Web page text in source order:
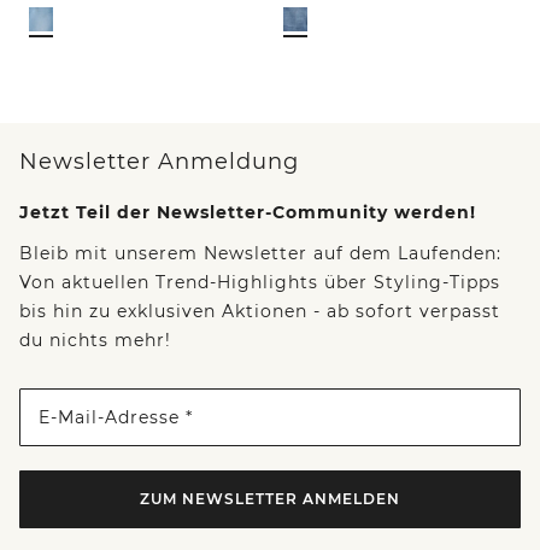
Newsletter Anmeldung
Jetzt Teil der Newsletter-Community werden!
Bleib mit unserem Newsletter auf dem Laufenden:
Von aktuellen Trend-Highlights über Styling-Tipps
bis hin zu exklusiven Aktionen - ab sofort verpasst
du nichts mehr!
E-Mail-Adresse *
ZUM NEWSLETTER ANMELDEN